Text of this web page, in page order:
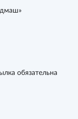
обязательна